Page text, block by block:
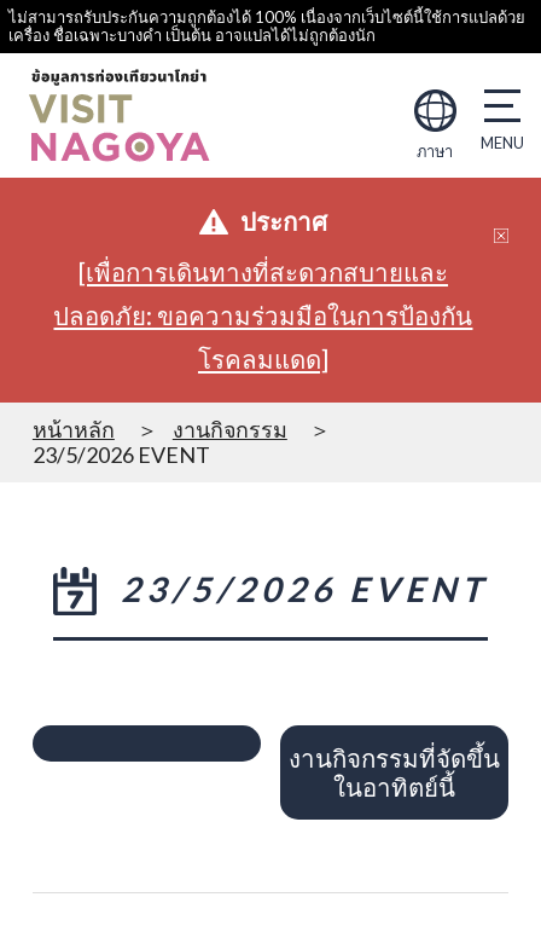
ไม่สามารถรับประกันความถูกต้องได้ 100% เนื่องจากเว็บไซต์นี้ใช้การแปลด้วย
เครื่อง ชื่อเฉพาะบางคำ เป็นต้น อาจแปลได้ไม่ถูกต้องนัก
ภาษา
ประกาศ
[เพื่อการเดินทางที่สะดวกสบายและ
ปลอดภัย: ขอความร่วมมือในการป้องกัน
โรคลมแดด]
หน้าหลัก
งานกิจกรรม
23/5/2026 EVENT
23/5/2026 EVENT
งานกิจกรรมที่จัดขึ้น
ในอาทิตย์นี้